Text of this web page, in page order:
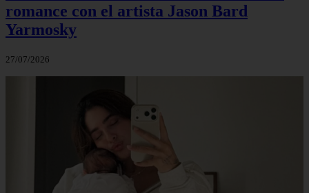
romance con el artista Jason Bard
Yarmosky
27/07/2026